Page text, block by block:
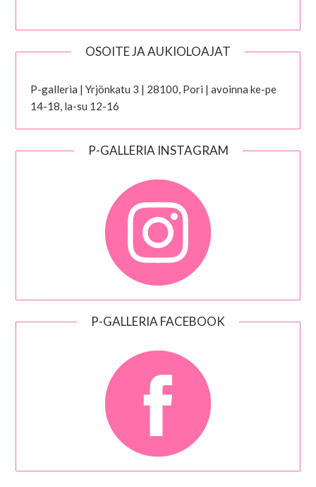
OSOITE JA AUKIOLOAJAT
P-galleria | Yrjönkatu 3 | 28100, Pori | avoinna ke-pe
14-18, la-su 12-16
P-GALLERIA INSTAGRAM
P-GALLERIA FACEBOOK